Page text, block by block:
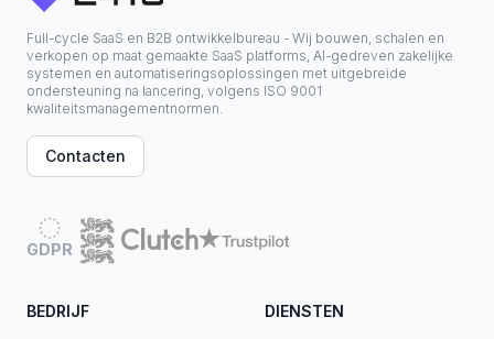
Full-cycle SaaS en B2B ontwikkelbureau - Wij bouwen, schalen en
verkopen op maat gemaakte SaaS platforms, AI-gedreven zakelijke
systemen en automatiseringsoplossingen met uitgebreide
ondersteuning na lancering, volgens ISO 9001
kwaliteitsmanagementnormen.
Contacten
GDPR
BEDRIJF DIENSTEN